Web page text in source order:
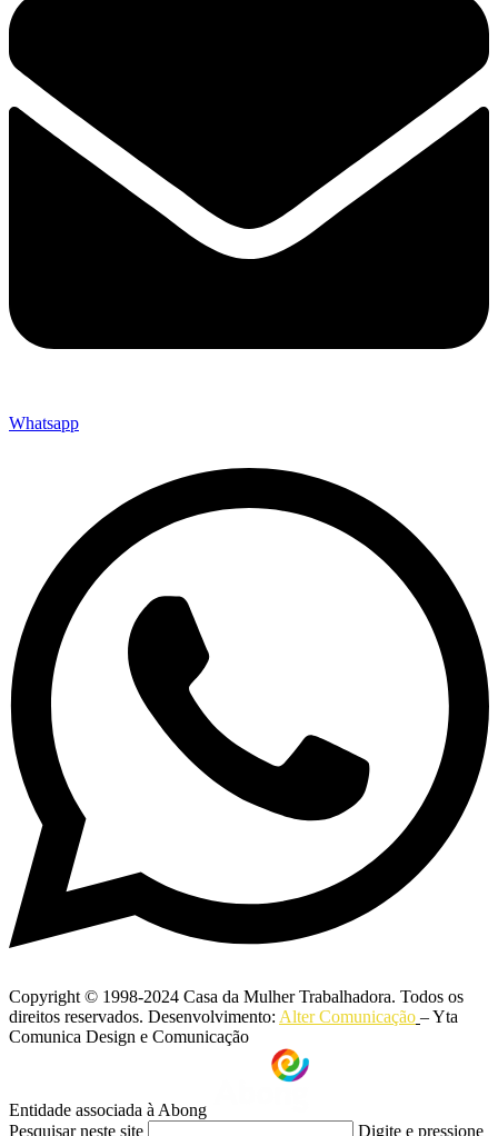
Whatsapp
Copyright © 1998-2024 Casa da Mulher Trabalhadora. Todos os
direitos reservados. Desenvolvimento: Alter Comunicação – Yta
Comunica Design e Comunicação
Entidade associada à Abong
Pesquisar neste site
Digite e pressione